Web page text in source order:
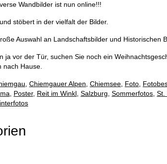
Wandbilder ist nun online!!!
stöbert in der vielfalt der Bilder.
Auswahl an Landschaftsbilder und Historischen
ja vor der Tür, suchen Sie noch ein
nach Hause.
, Chiemgauer Alpen, Chiemsee, Foto,
, Poster, Reit im Winkl, Salzburg, Sommerfotos, St.